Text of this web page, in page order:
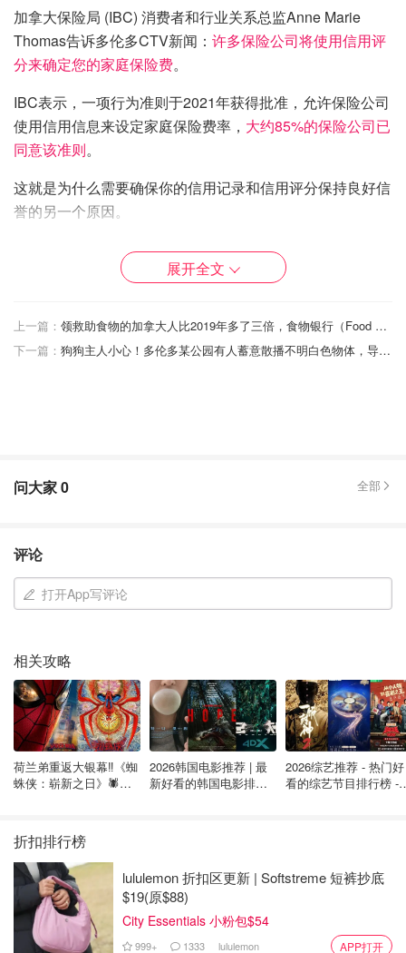
加拿大保险局 (IBC) 消费者和行业关系总监Anne Marie
Thomas告诉多伦多CTV新闻： 许多保险公司将使用信用评
分来确定您的家庭保险费。
IBC表示，一项行为准则于2021年获得批准，允许保险公司
使用信用信息来设定家庭保险费率， 大约85%的保险公司已
同意该准则。
这就是为什么需要确保你的信用记录和信用评分保持良好信
誉的另一个原因。
据悉Waterhouse的保险由Wawanesa Mutual Insurance
Waterhouse夫人的损失表示诚挚的哀悼。在与她的经纪人
交谈后，我们已向Waterhouse退还了所收取的额外保费。
虽然保险公司可以将信用评分用于家庭保险，但他们首先需
要你的许可，如果你拒绝，你可能会被收取比你同意信用检
查更高的保险费率。
然而保险公司不得使用信用评分来计算
用。
来源：
ctvnews封面： Courtesy of Jo Waterhouse 版权
属于原作者
多伦多对2名儿童实施虐待的父亲和继
悲剧！密西沙加市一名4岁儿童被GO
train撞倒致死，原因和责任不明！
展开全文
上一篇：
领救助食物的加拿大人比2019年多了三倍，食物银行（Food Bank）迎来资源短缺危机！
下一篇：
狗狗主人小心！多伦多某公园有人蓄意散播不明白色物体，导致多只狗狗生病并出现疑似“肺炎”症状！
问大家0 全部
评论
打开App写评论
相关攻略
荷兰弟重返大银幕‼️《蜘
蛛侠：崭新之日》🕷️北
2026韩国电影推荐 | 最
新好看的韩国电影排行
2026综艺推荐 - 热门好
看的综艺节目排行榜 -
折扣排行榜
lululemon 折扣区更新 | Softstreme 短裤抄底
$19(原$88)
City Essentials 小粉包$54
999+ 1333 lululemon APP打开